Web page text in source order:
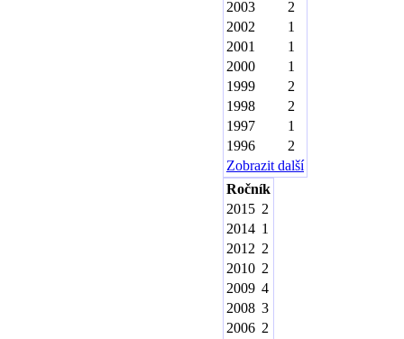
2003
2
2002
1
2001
1
2000
1
1999
2
1998
2
1997
1
1996
2
Zobrazit další
Ročník
2015 2
2014 1
2012 2
2010 2
2009 4
2008 3
2006 2